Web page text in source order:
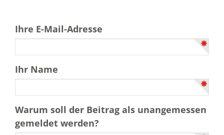
Ihre E-Mail-Adresse
Ihr Name
Warum soll der Beitrag als unangemessen
gemeldet werden?